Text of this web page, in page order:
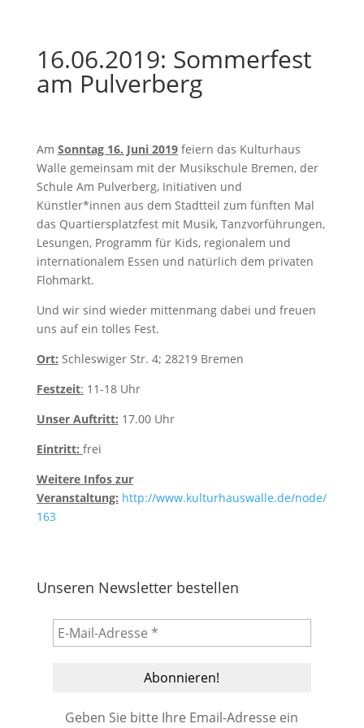
16.06.2019: Sommerfest
am Pulverberg
Am Sonntag 16. Juni 2019feiern das Kulturhaus
Walle gemeinsam mit der Musikschule Bremen, der
Schule Am Pulverberg, Initiativen und
Künstler*innen aus dem Stadtteil zum fünften Mal
das Quartiersplatzfest mit Musik, Tanzvorführungen,
Lesungen, Programm für Kids, regionalem und
internationalem Essen und natürlich dem privaten
Flohmarkt.
Und wir sind wieder mittenmang dabei und freuen
uns auf ein tolles Fest.
Ort: Schleswiger Str. 4; 28219 Bremen
Festzeit: 11-18 Uhr
Unser Auftritt: 17.00 Uhr
Eintritt: frei
Weitere Infos zur
Veranstaltung: http://www.kulturhauswalle.de/node/
163
Unseren Newsletter bestellen
Geben Sie bitte Ihre Email-Adresse ein